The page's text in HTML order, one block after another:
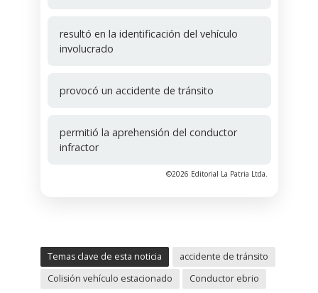
resultó en la identificación del vehículo
involucrado
provocó un accidente de tránsito
permitió la aprehensión del conductor
infractor
©2026 Editorial La Patria Ltda.
Temas clave de esta noticia
accidente de tránsito
Colisión vehículo estacionado
Conductor ebrio